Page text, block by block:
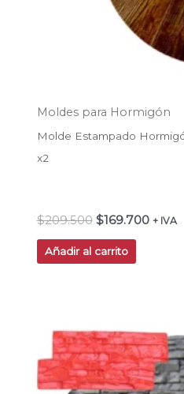
Moldes para Hormigón
Molde Estampado
x2
$209.500 $169.700 + IVA
Añadir al carrito
precio
original
era:
$38.900.
precio
actual
es:
$31.500.